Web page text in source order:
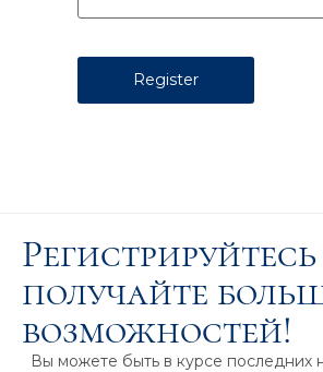
получайте
возможностей!
Вы можете быть в курсе последних